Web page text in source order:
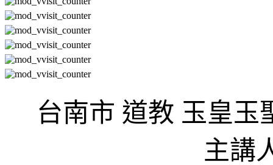
台南市 道教 玉皇玉
主講